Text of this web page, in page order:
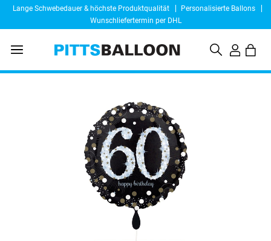
Lange Schwebedauer & höchste Produktqualität
Personalisierte Ballons
Wunschliefertermin per DHL